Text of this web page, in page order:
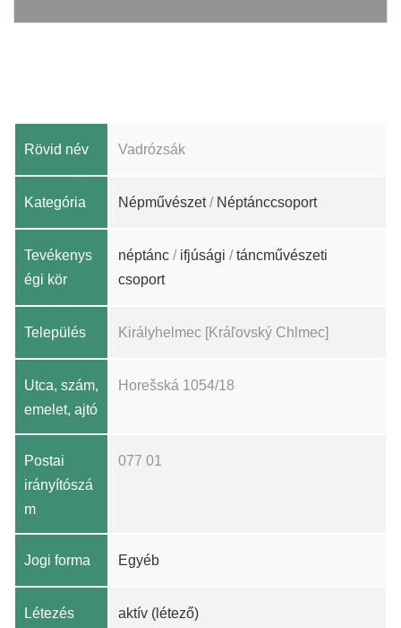
Rövid név Vadrózsák
Kategória Népművészet/ Néptánccsoport
Tevékenys
égi kör
néptánc / ifjúsági /táncművészeti
csoport
Település Királyhelmec [Kráľovský Chlmec]
Utca, szám,
emelet, ajtó
Horešská 1054/18
Postai
irányítószá
m
077 01
Jogi forma Egyéb
Létezés aktív (létező)